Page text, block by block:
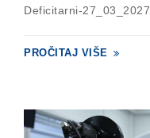
Deficitarni-
PROČITAJ VIŠE